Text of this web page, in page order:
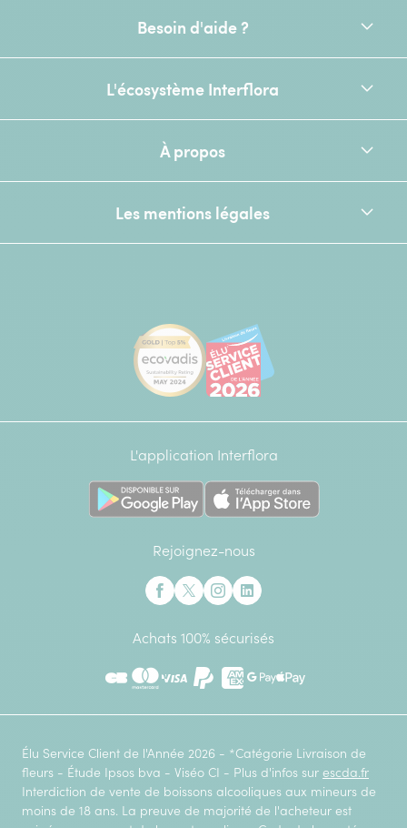
Besoin d'aide ?
L'écosystème Interflora
À propos
Les mentions légales
[Ecovadis Gold Badge - Top 5%
L'application Interflora
Rejoignez-nous
Achats 100% sécurisés
CB Mastercard PaypalAmerican Express
Google Pay
Apple Pay
Élu Service Client de l'Année 2026 - *Catégorie Livraison de
fleurs - Étude Ipsos bva - Viséo CI - Plus d'infos sur escda.fr
Interdiction de vente de boissons alcooliques aux mineurs de
moins de 18 ans. La preuve de majorité de l'acheteur est